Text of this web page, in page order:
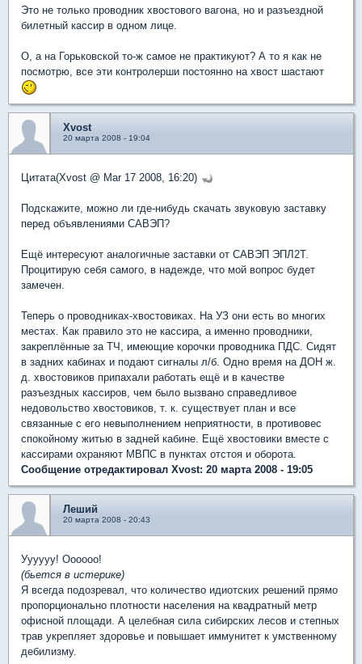
Это не только проводник хвостового вагона, но и разъездной
билетный кассир в одном лице.
О, а на Горьковской то-ж самое не практикуют? А то я как не
посмотрю, все эти контролерши постоянно на хвост шастают
Xvost
20 марта 2008 - 19:04
Цитата(Xvost @ Mar 17 2008, 16:20)
Подскажите, можно ли где-нибудь скачать звуковую заставку
перед объявлениями САВЭП?
Ещё интересуют аналогичные заставки от САВЭП ЭПЛ2Т.
Процитирую себя самого, в надежде, что мой вопрос будет
замечен.
Теперь о проводниках-хвостовиках. На УЗ они есть во многих
местах. Как правило это не кассира, а именно проводники,
закреплённые за ТЧ, имеющие корочки проводника ПДС. Сидят
в задних кабинах и подают сигналы л/б. Одно время на ДОН ж.
д. хвостовиков припахали работать ещё и в качестве
разъездных кассиров, чем было вызвано справедливое
недовольство хвостовиков, т. к. существует план и все
связанные с его невыполнением неприятности, в противовес
спокойному житью в задней кабине. Ещё хвостовики вместе с
кассирами охраняют МВПС в пунктах отстоя и оборота.
Сообщение отредактировал Xvost: 20 марта 2008 - 19:05
Леший
20 марта 2008 - 20:43
Уууууу! Оооооо!
(бьется в истерике)
Я всегда подозревал, что количество идиотских решений прямо
пропорционально плотности населения на квадратный метр
офисной площади. А целебная сила сибирских лесов и степных
трав укрепляет здоровье и повышает иммунитет к умственному
дебилизму.